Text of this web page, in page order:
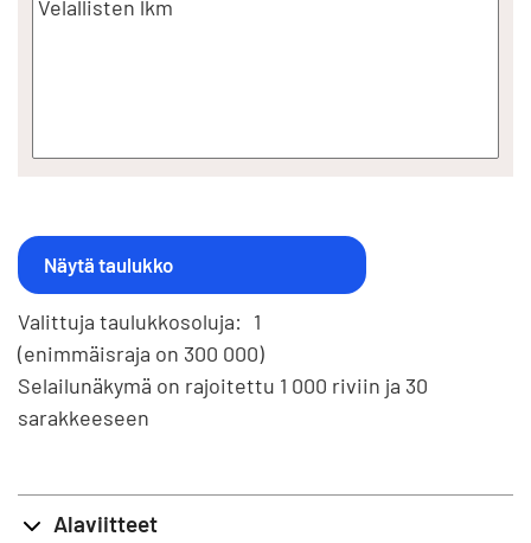
Valittuja taulukkosoluja: 1
(enimmäisraja on 300 000)
Selailunäkymä on rajoitettu 1 000 riviin ja 30
sarakkeeseen
Alaviitteet